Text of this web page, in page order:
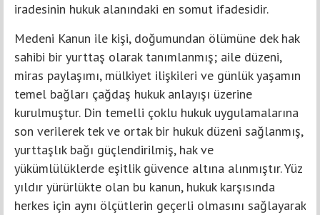
iradesinin hukuk alanındaki en somut ifadesidir.
Medeni Kanun ile kişi, doğumundan ölümüne dek hak
sahibi bir yurttaş olarak tanımlanmış; aile düzeni,
miras paylaşımı, mülkiyet ilişkileri ve günlük yaşamın
temel bağları çağdaş hukuk anlayışı üzerine
kurulmuştur. Din temelli çoklu hukuk uygulamalarına
son verilerek tek ve ortak bir hukuk düzeni sağlanmış,
yurttaşlık bağı güçlendirilmiş, hak ve
yükümlülüklerde eşitlik güvence altına alınmıştır. Yüz
yıldır yürürlükte olan bu kanun, hukuk karşısında
herkes için aynı ölçütlerin geçerli olmasını sağlayarak